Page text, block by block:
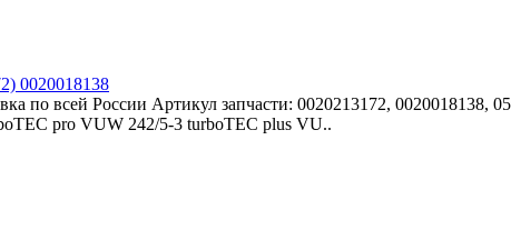
0020018138
по всей России Артикул запчасти: 0020213172, 0020018138,
pro VUW 242/5-3 turboTEC plus VU..